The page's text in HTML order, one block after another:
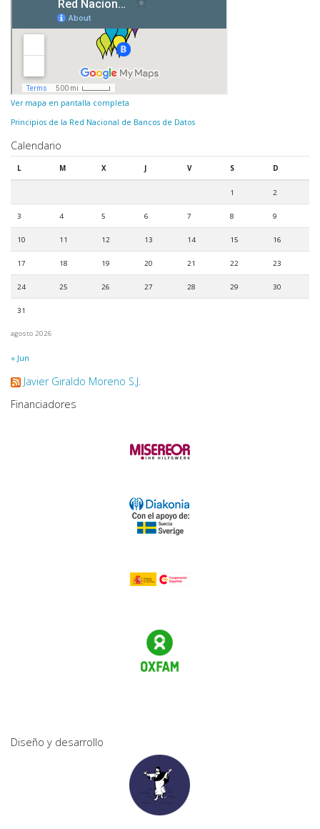
Ver mapa en pantalla completa
Principios de la Red Nacional de Bancos de Datos
Calendario
agosto 2026
L M X J V S D
1 2
3 4 5 6 7 8 9
10 11 12 13 14 15 16
17 18 19 20 21 22 23
24 25 26 27 28 29 30
31
« Jun
Javier Giraldo Moreno S.J.
Financiadores
Diseño y desarrollo